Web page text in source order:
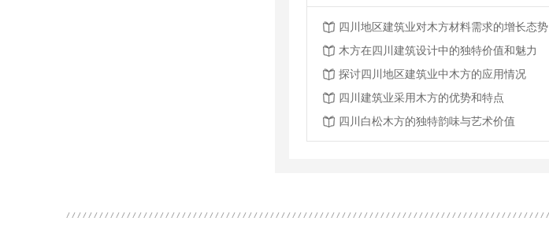
四川地区建筑业对木方材料需求的增长态势
木方在四川建筑设计中的独特价值和魅力
探讨四川地区建筑业中木方的应用情况
四川建筑业采用木方的优势和特点
四川白松木方的独特韵味与艺术价值